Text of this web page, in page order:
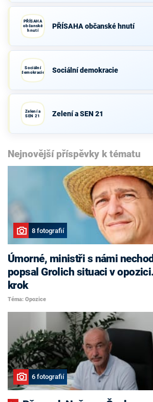
PŘÍSAHA
občanské
hnutí
PŘÍSAHA občanské hnutí
Sociální
demokracie
Sociální demokracie
Zelení a
SEN 21
Zelení a SEN 21
Nejnovější příspěvky k tématu
8 fotografií
Úmorné, ministři s námi
popsal Grolich situaci v
krok
Téma: Opozice
6 fotografií